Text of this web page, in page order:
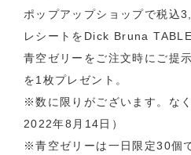
ポップアップショップで税込
レシートをDick Bruna
青空ゼリーをご注文時にご提
を1枚プレゼント。
※数に限りがございます。な
2022年8月14日）
※青空ゼリーは一日限定30個